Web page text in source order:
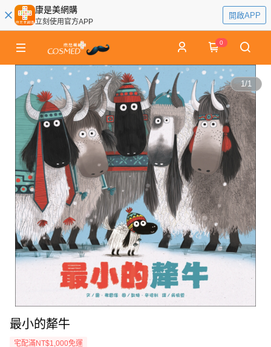
康是美網購
立刻使用官方APP
開啟APP
0
1/1
最小的犛牛
宅配滿NT$1,000免運